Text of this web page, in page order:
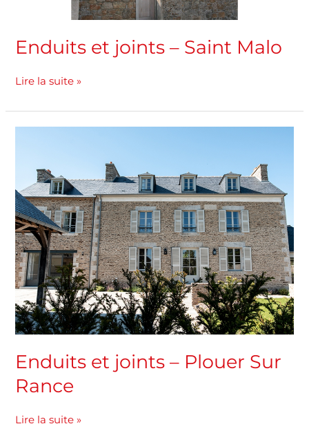
Enduits et joints – Saint Malo
Lire la suite »
Enduits et joints – Plouer Sur
Rance
Plouer
Sur
Rance
Lire la suite »